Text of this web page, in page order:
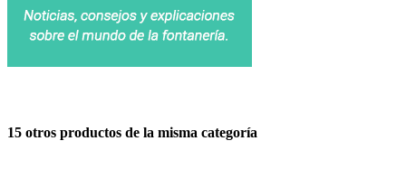
15 otros productos de la misma categoría